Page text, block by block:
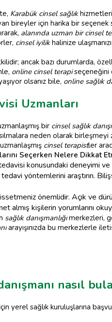
Karabük cinsel sağlık
bireyler için harika bir seçenek
alanında uzman bir cinsel
cinsel iyilikhalinize
ancak bazı durumlarda,
online cinsel terapiseçeneğini
olsanız bile, online sağlık
Uzmanları
bir cinsel sağlık
neden olarak
cinsel terapistler
Seçerken Nelere Dikkat
konusundaki deneyimi ve
tedavi yöntemlerini araştırın.
önemlidir. Açık ve
almış kişilerin yorumlarını
sağlık danışmanlığımerkezleri,
arayışınızda bu merkezlerle
nasıl
yerel sağlık kuruluşlarına